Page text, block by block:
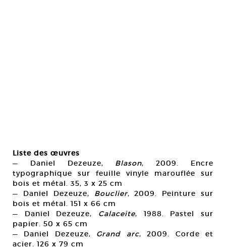
Liste des œuvres
— Daniel Dezeuze, Blason, 2009. Encre
typographique sur feuille vinyle marouflée sur
bois et métal. 35, 3 x 25 cm
— Daniel Dezeuze, Bouclier, 2009. Peinture sur
bois et métal. 151 x 66 cm
— Daniel Dezeuze, Calaceite, 1988. Pastel sur
papier. 50 x 65 cm
— Daniel Dezeuze, Grand arc, 2009. Corde et
acier. 126 x 79 cm